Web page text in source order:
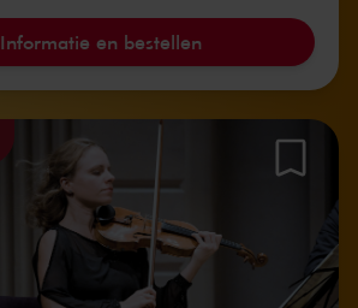
Informatie en bestellen